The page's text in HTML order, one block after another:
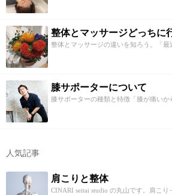
整体とマッサージどっちに
整体とマッサージの違いを知ろう。「最
膝サポーターについて
膝サポーターの種類と特徴「膝が痛いか
人気記事
肩こりと整体
CINARI seitai studio の丸山です。肩こり